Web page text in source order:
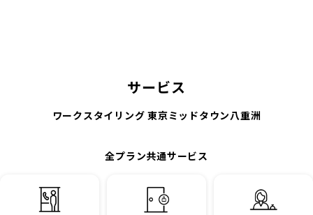
サービス
ワークスタイリング 東京ミッドタウン八重洲
全プラン共通サービス